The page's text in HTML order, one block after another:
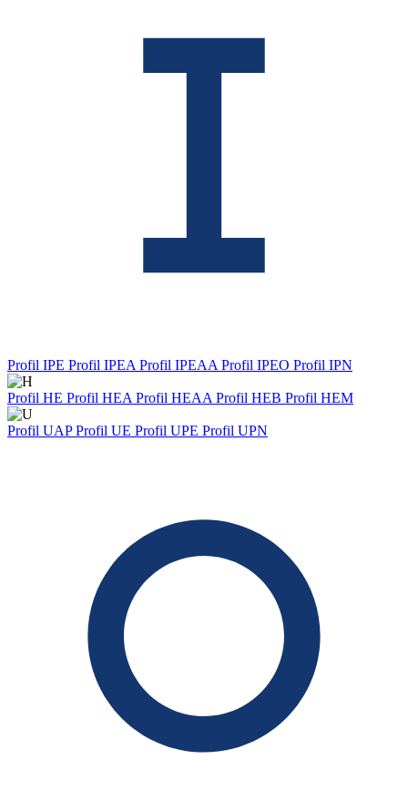
Profil IPE Profil IPEA Profil IPEAA Profil IPEO Profil IPN
Profil HE Profil HEA Profil HEAA Profil HEB Profil HEM
Profil UAPProfil UE Profil UPE Profil UPN